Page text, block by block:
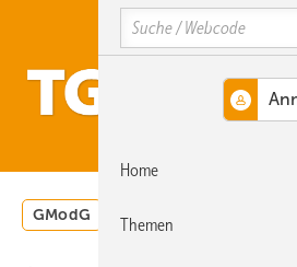
Hauptinhalt
Hauptmenü
SiteSearch
GModG Wärmepumpe
Search
Home
Themen